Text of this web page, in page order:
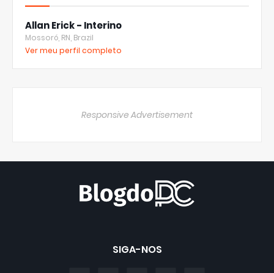
Allan Erick - Interino
Mossoró, RN, Brazil
Ver meu perfil completo
Responsive Advertisement
SIGA-NOS